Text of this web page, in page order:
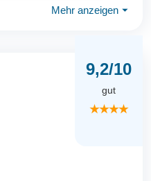
Mehr anzeigen ⏷
9,2/10
gut
★★★★